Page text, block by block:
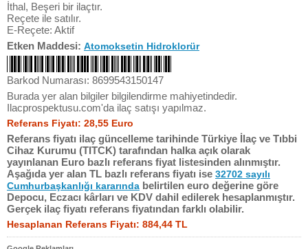
İthal, Beşeri bir ilaçtır.
Reçete ile satılır.
E-Reçete: Aktif
Etken Maddesi: Atomoksetin Hidroklorür
Barkod Numarası: 8699543150147
Burada yer alan bilgiler bilgilendirme mahiyetindedir.
Ilacprospektusu.com'da ilaç satışı yapılmaz.
Referans Fiyatı: 28,55 Euro
Referans fiyatı ilaç güncelleme tarihinde Türkiye İlaç ve Tıbbi
Cihaz Kurumu (TITCK) tarafından halka açık olarak
yayınlanan Euro bazlı referans fiyat listesinden alınmıştır.
Aşağıda yer alan TL bazlı referans fiyatı ise 32702 sayılı
Cumhurbaşkanlığı kararında belirtilen euro değerine göre
Depocu, Eczacı kârları ve KDV dahil edilerek hesaplanmıştır.
Gerçek ilaç fiyatı referans fiyatından farklı olabilir.
Hesaplanan Referans Fiyatı: 884,44 TL